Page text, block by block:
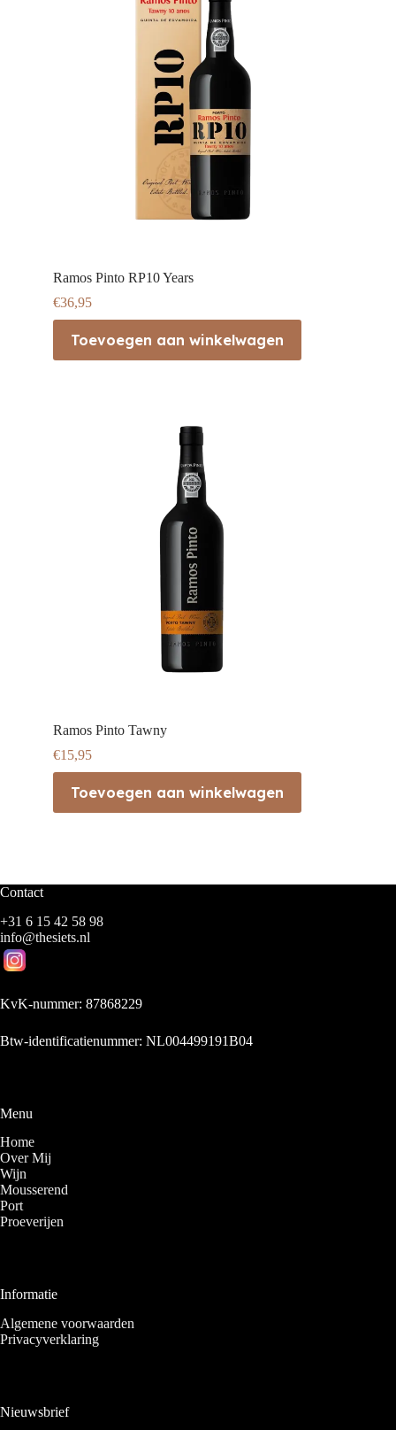
Ramos Pinto RP10 Years
€36,95
Toevoegen aan winkelwagen
Ramos Pinto Tawny
€15,95
Toevoegen aan winkelwagen
Contact
+31 6 15 42 58 98
info@thesiets.nl
KvK-nummer: 87868229
Btw-identificatienummer: NL004499191B04
Menu
Home
Over Mij
Wijn
Mousserend
Port
Proeverijen
Informatie
Algemene voorwaarden
Privacyverklaring
Nieuwsbrief